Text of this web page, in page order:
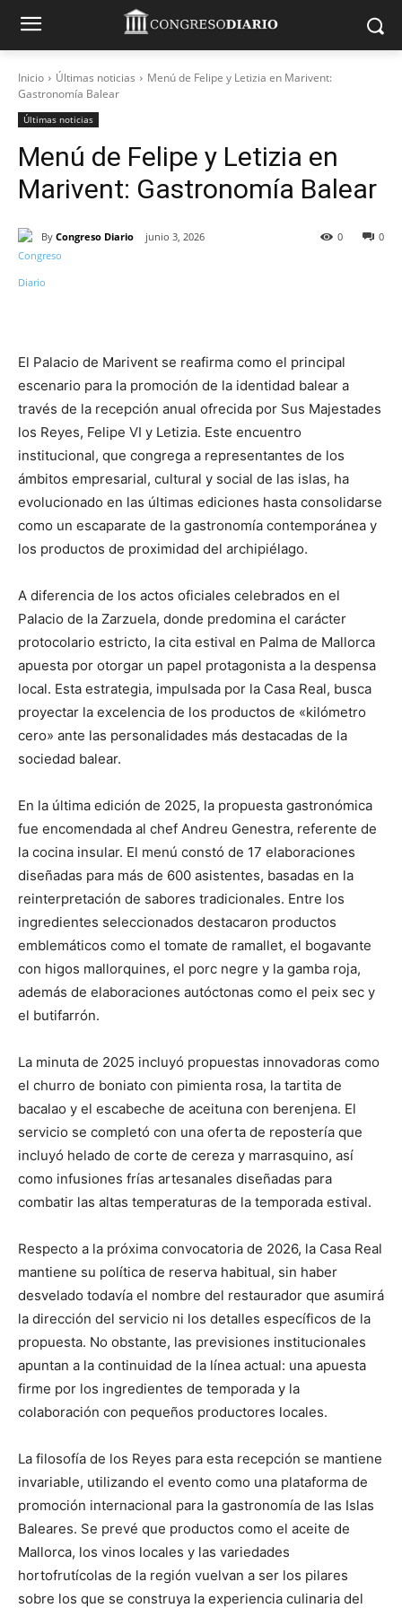
Inicio Últimas noticias
Menú de Felipe y Letizia en Marivent:
Gastronomía Balear
Últimas noticias
Menú de Felipe y Letizia en
Marivent: Gastronomía Balear
By Congreso Diario junio 3, 2026 0
0
El Palacio de Marivent se reafirma como el principal
escenario para la promoción de la identidad balear a
través de la recepción anual ofrecida por Sus Majestades
los Reyes, Felipe VI y Letizia. Este encuentro
institucional, que congrega a representantes de los
ámbitos empresarial, cultural y social de las islas, ha
evolucionado en las últimas ediciones hasta consolidarse
como un escaparate de la gastronomía contemporánea y
los productos de proximidad del archipiélago.
A diferencia de los actos oficiales celebrados en el
Palacio de la Zarzuela, donde predomina el carácter
protocolario estricto, la cita estival en Palma de Mallorca
apuesta por otorgar un papel protagonista a la despensa
local. Esta estrategia, impulsada por la Casa Real, busca
proyectar la excelencia de los productos de «kilómetro
cero» ante las personalidades más destacadas de la
sociedad balear.
En la última edición de 2025, la propuesta gastronómica
fue encomendada al chef Andreu Genestra, referente de
la cocina insular. El menú constó de 17 elaboraciones
diseñadas para más de 600 asistentes, basadas en la
reinterpretación de sabores tradicionales. Entre los
ingredientes seleccionados destacaron productos
emblemáticos como el tomate de ramallet, el bogavante
con higos mallorquines, el porc negre y la gamba roja,
además de elaboraciones autóctonas como el peix sec y
el butifarrón.
La minuta de 2025 incluyó propuestas innovadoras como
el churro de boniato con pimienta rosa, la tartita de
bacalao y el escabeche de aceituna con berenjena. El
servicio se completó con una oferta de repostería que
incluyó helado de corte de cereza y marrasquino, así
como infusiones frías artesanales diseñadas para
combatir las altas temperaturas de la temporada estival.
Respecto a la próxima convocatoria de 2026, la Casa Real
mantiene su política de reserva habitual, sin haber
desvelado todavía el nombre del restaurador que asumirá
la dirección del servicio ni los detalles específicos de la
propuesta. No obstante, las previsiones institucionales
apuntan a la continuidad de la línea actual: una apuesta
firme por los ingredientes de temporada y la
colaboración con pequeños productores locales.
La filosofía de los Reyes para esta recepción se mantiene
invariable, utilizando el evento como una plataforma de
promoción internacional para la gastronomía de las Islas
Baleares. Se prevé que productos como el aceite de
Mallorca, los vinos locales y las variedades
hortofrutícolas de la región vuelvan a ser los pilares
sobre los que se construya la experiencia culinaria del